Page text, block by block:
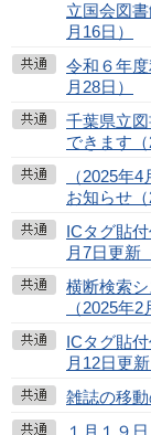
立国会図
月16日）
令和６年
月28日）
千葉県立
できます（
（2025年
お知らせ（
ICタグ貼
月7日更新
横断検索
（2025年2
ICタグ貼
月12日更
雑誌の移動
１月１９